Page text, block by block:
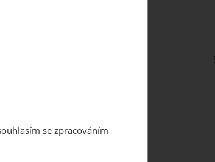
se zpracováním